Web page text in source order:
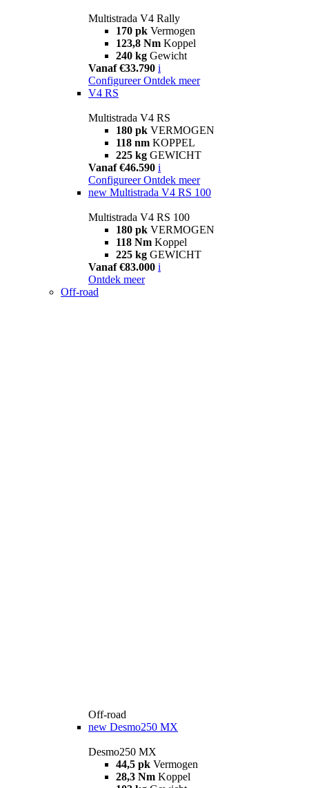
Multistrada V4 Rally
170 pk Vermogen
123,8 Nm Koppel
240 kg Gewicht
Vanaf €33.790 i
Configureer Ontdek meer
V4 RS
Multistrada V4 RS
180 pk VERMOGEN
118 nm KOPPEL
225 kg GEWICHT
Vanaf €46.590 i
Configureer Ontdek meer
new Multistrada V4 RS 100
Multistrada V4 RS 100
180 pk VERMOGEN
118 Nm Koppel
225 kg GEWICHT
Vanaf €83.000 i
Ontdek meer
Off-road
Off-road
new Desmo250 MX
Desmo250 MX
44,5 pk Vermogen
28,3 Nm Koppel